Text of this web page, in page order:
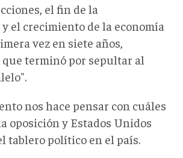
el fin de la
el crecimiento de la economía
vez en siete años,
terminó por sepultar al
nos hace pensar con cuáles
oposición y Estados Unidos
tablero político en el país.